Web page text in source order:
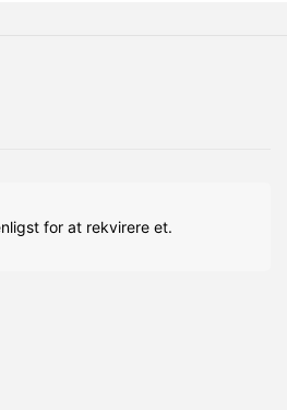
for at rekvirere et.